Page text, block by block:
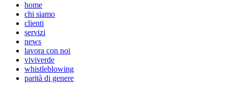
home
chi siamo
clienti
servizi
news
lavora con noi
viviverde
whistleblowing
parità di genere